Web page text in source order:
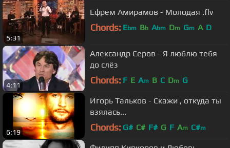
5:31
Ефрем Амирамов - Молодая .flv
Chords: Ebm Bb Abm Dm Gm A D
4:11
Александр Серов - Я люблю тебя
до слёз
Chords: F E Am B C Dm G
6:19
Игорь Тальков - Скажи , откуда ты
взялась...
Chords: G# C# F# G F Am C#m